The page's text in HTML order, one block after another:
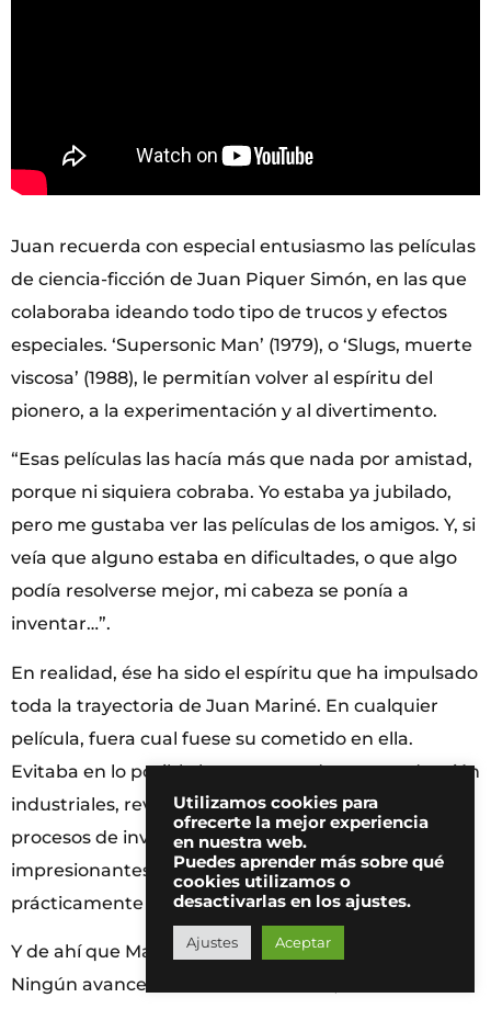
Juan recuerda con especial entusiasmo las películas
de ciencia-ficción de Juan Piquer Simón, en las que
colaboraba ideando todo tipo de trucos y efectos
especiales. ‘Supersonic Man’ (1979), o ‘Slugs, muerte
viscosa’ (1988), le permitían volver al espíritu del
pionero, a la experimentación y al divertimento.
“Esas películas las hacía más que nada por amistad,
porque ni siquiera cobraba. Yo estaba ya jubilado,
pero me gustaba ver las películas de los amigos. Y, si
veía que alguno estaba en dificultades, o que algo
podía resolverse mejor, mi cabeza se ponía a
inventar…”.
En realidad, ése ha sido el espíritu que ha impulsado
toda la trayectoria de Juan Mariné. En cualquier
película, fuera cual fuese su cometido en ella.
Evitaba en lo posible los procesos de postproducción
industriales, revelando, etalonando, y siguiendo
procesos de invención propia. De ahí los resultados
impresionantes de su cine, de ahí que sea
prácticamente inimitable.
Y de ahí que Mariné siga estudiando, investigando…
Ningún avance técnico le es extraño; incluso es
Utilizamos cookies para
ofrecerte la mejor experiencia
en nuestra web.
Puedes aprender más sobre qué
cookies utilizamos o
desactivarlas en los ajustes.
Ajustes Aceptar